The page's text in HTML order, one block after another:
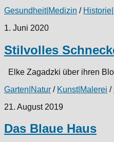
Gesundheit|Medizin /
1. Juni 2020
Stilvolles
Elke Zagadzki über ihren
Garten|Natur / Kunst|Malerei /
21. August 2019
Das Blaue Haus